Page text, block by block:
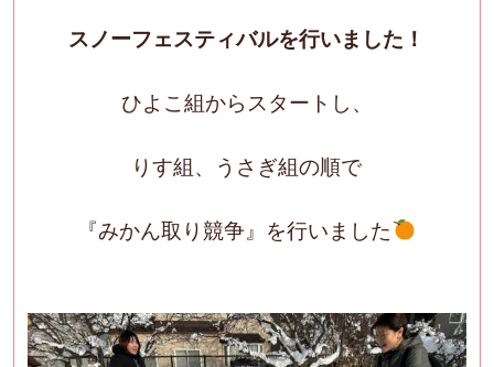
スノーフェスティバルを行いました！
ひよこ組からスタートし、
りす組、うさぎ組の順で
『みかん取り競争』を行いました